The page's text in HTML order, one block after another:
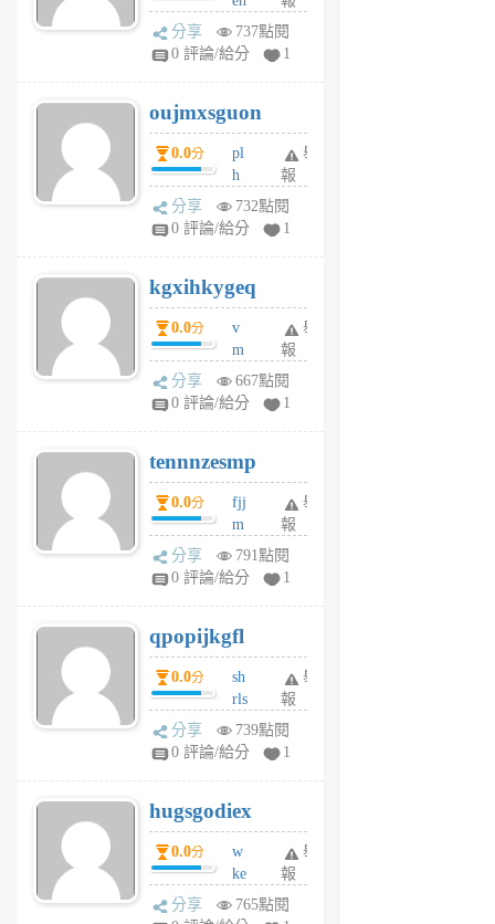
A
V
個
月
前
ld
gy
個
月
前
分享
737點閱
0 評論/給分
1
oujmxsguon
0.0分
pl
h
wi
w
6
個
月
前
舉
報
分享
732點閱
0 評論/給分
1
kgxihkygeq
0.0分
v
m
sg
sr
6
個
月
前
舉
報
分享
667點閱
0 評論/給分
1
tennnzesmp
0.0分
fjj
m
w
rs
6
個
月
前
舉
報
分享
791點閱
0 評論/給分
1
qpopijkgfl
0.0分
sh
rls
k
m
6
個
月
前
舉
報
分享
739點閱
0 評論/給分
1
hugsgodiex
0.0分
w
ke
rv
pj
舉
報
分享
765點閱